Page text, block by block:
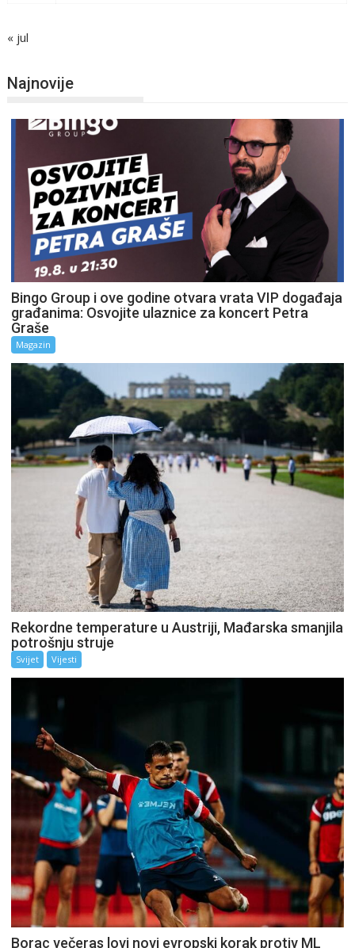
« jul
Najnovije
Bingo Group i ove godine otvara vrata VIP događaja
građanima: Osvojite ulaznice za koncert Petra
Graše
Magazin
Rekordne temperature u Austriji, Mađarska smanjila
potrošnju struje
Svijet Vijesti
Borac večeras lovi novi evropski korak protiv ML